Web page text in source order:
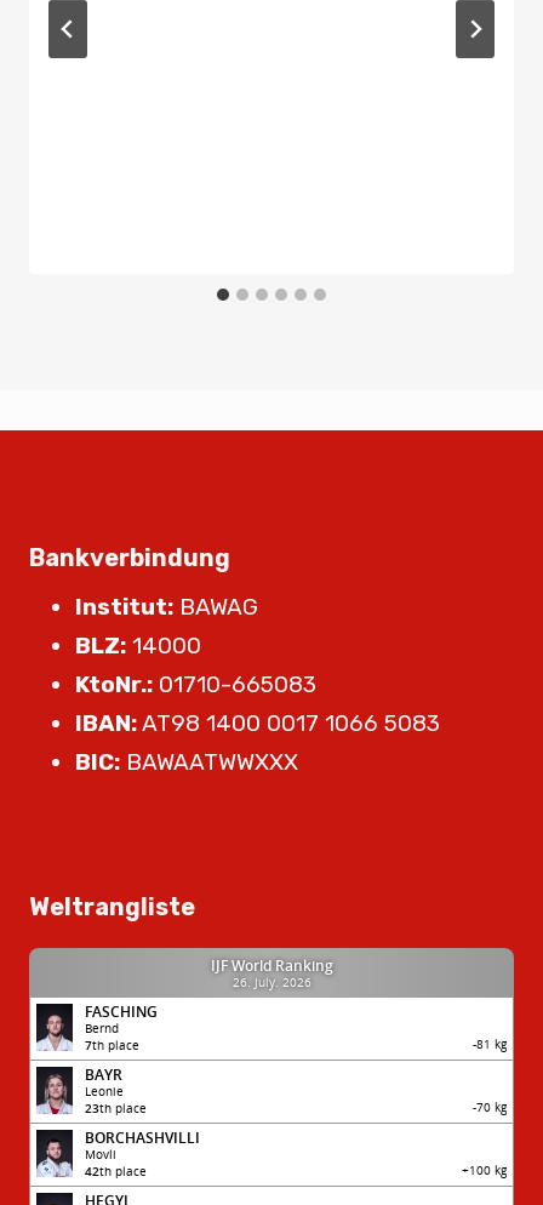
Bankverbindung
Institut: BAWAG
BLZ: 14000
KtoNr.: 01710-665083
IBAN:AT98 1400 0017 1066 5083
BIC: BAWAATWWXXX
Weltrangliste